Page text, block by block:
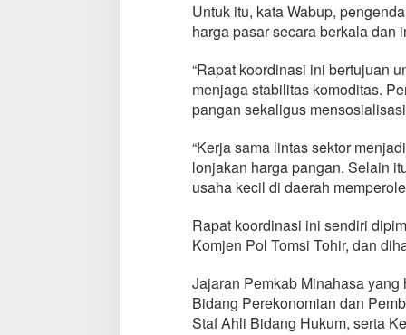
Untuk itu, kata Wabup,
harga pasar secara berkala dan
“Rapat koordinasi ini bertujuan
menjaga stabilitas komoditas.
pangan sekaligus
“​Kerja sama lintas sektor
lonjakan harga pangan. Selain
usaha kecil di daerah
​Rapat koordinasi ini sendiri
Komjen Pol Tomsi Tohir, dan
Jajaran Pemkab Minahasa
Bidang Perekonomian dan
Staf Ahli Bidang Hukum, serta